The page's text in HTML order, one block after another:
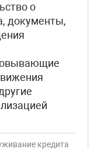
о
документы,
кредита